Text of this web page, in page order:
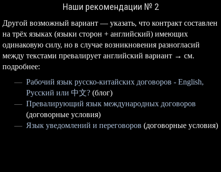
Наши рекомендации № 2
Другой возможный вариант — указать, что контракт составлен
на трёх языках (языки сторон + английский) имеющих
одинаковую силу, но в случае возникновения разногласий
между текстами превалирует английский вариант → см.
подробнее:
Рабочий язык русско-китайских договоров - English,
Русский или 中文? (блог)
Превалирующий язык международных договоров
(договорные условия)
Язык уведомлений и переговоров (договорные условия)